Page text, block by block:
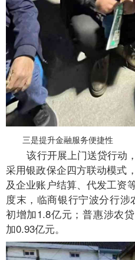
三是提升金融服务便捷性
该行开展上门送贷行动
采用银政保企四方联动模式
及企业账户结算、代发工资
度末，临商银行宁波分行
初增加1.8亿元；普惠涉农
加0.93亿元。